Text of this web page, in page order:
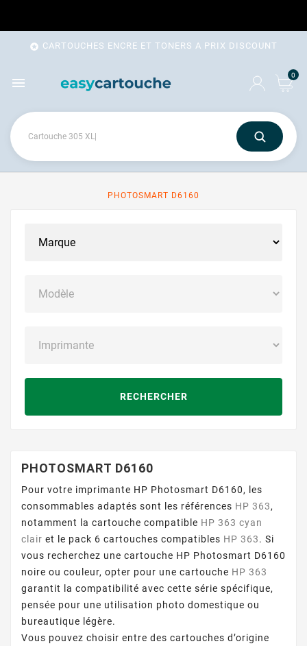
 CARTOUCHES ENCRE ET TONERS A PRIX DISCOUNT
 0
PHOTOSMART D6160
RECHERCHER
PHOTOSMART D6160
Pour votre imprimante HP Photosmart D6160, les
consommables adaptés sont les références HP 363,
notamment la cartouche compatible HP 363 cyan
clair et le pack 6 cartouches compatibles HP 363. Si
vous recherchez une cartouche HP Photosmart D6160
noire ou couleur, opter pour une cartouche HP 363
garantit la compatibilité avec cette série spécifique,
pensée pour une utilisation photo domestique ou
bureautique légère.
Vous pouvez choisir entre des cartouches d’origine